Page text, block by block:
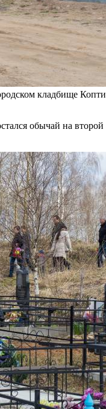
кладбище
обычай на